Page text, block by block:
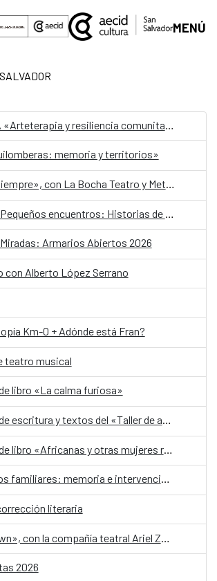
principal
MENÚ
memoria y territorios»
«Nada/Dura/Siempre», con La Bocha Teatro y Metafórica
Armarios Abiertos 2026
con Alberto López Serrano
Km-0 + Adónde está Fran?
teatro musical
libro «La calma furiosa»
Presentación de escritura y textos del «Taller de autobiografía para mujeres 70+»
Presentación de libro «Africanas y otras mujeres racializadas»
Taller «Archivos familiares: memoria e intervención»
literaria
2026